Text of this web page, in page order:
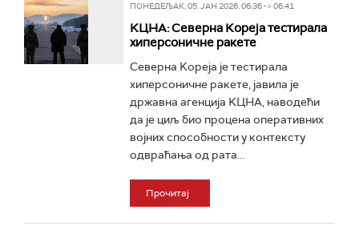
ПОНЕДЕЉАК, 05. ЈАН 2026, 06:36 -> 06:41
KЦНА: Северна Kореја тестирала
хиперсоничне ракете
Северна Kореја је тестирала
хиперсоничне ракете, јавила је
државна агенција KЦНА, наводећи
да је циљ био процена оперативних
војних способности у контексту
одвраћања од рата...
Прочитај